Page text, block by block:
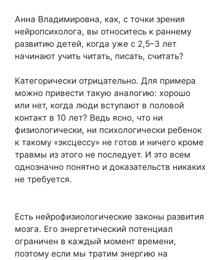
Анна Владимировна, как, с точки зрения
нейропсихолога, вы относитесь к раннему
развитию детей, когда уже с 2,5–3 лет
начинают учить читать, писать, считать?
Категорически отрицательно. Для примера
можно привести такую аналогию: хорошо
или нет, когда люди вступают в половой
контакт в 10 лет? Ведь ясно, что ни
физиологически, ни психологически ребенок
к такому «эксцессу» не готов и ничего кроме
травмы из этого не последует. И это всем
однозначно понятно и доказательств никаких
не требуется.
Есть нейрофизиологические законы развития
мозга. Его энергетический потенциал
ограничен в каждый момент времени,
поэтому если мы тратим энергию на